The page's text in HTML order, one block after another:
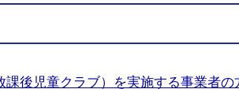
課後児童クラブ）を実施する事業者の